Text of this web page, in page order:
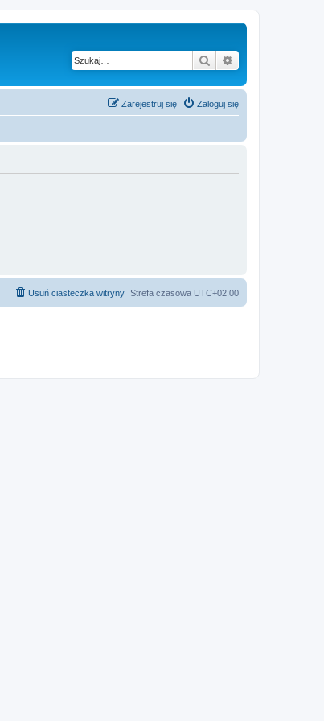
Szukaj
Zaloguj się
Zarejestruj się
Strefa czasowa UTC+02:00
Usuń ciasteczka witryny